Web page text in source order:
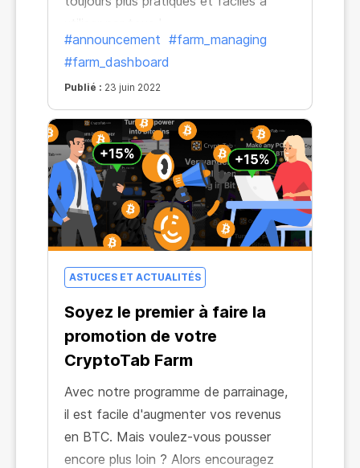
#announcement #farm_managing
#farm_dashboard
Publié : 23 juin 2022
ASTUCES ET ACTUALITÉS
Soyez le premier à faire la
promotion de votre
CryptoTab Farm
Avec notre programme de parrainage,
il est facile d'augmenter vos revenus
en BTC. Mais voulez-vous pousser
encore plus loin ? Alors encouragez